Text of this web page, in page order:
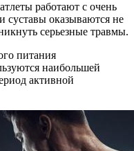
работают с очень
суставы оказываются не
серьезные травмы.
питания
наибольшей
активной